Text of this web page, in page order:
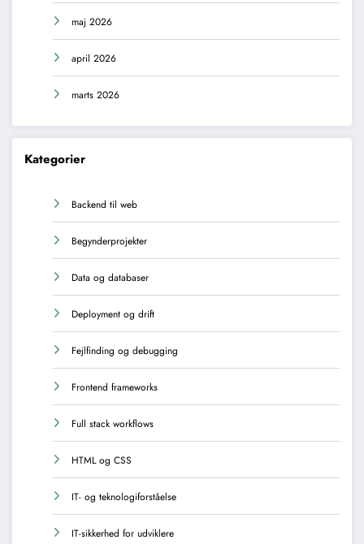
maj 2026
april 2026
marts 2026
Kategorier
Backend til web
Begynderprojekter
Data og databaser
Deployment og drift
Fejlfinding og debugging
Frontend frameworks
Full stack workflows
HTML og CSS
IT- og teknologiforståelse
IT-sikkerhed for udviklere